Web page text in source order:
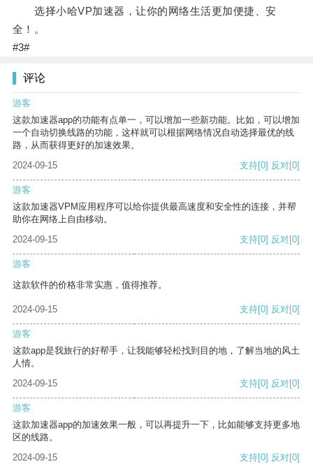
选择小哈VP加速器，让你的网络生活更加便捷、安
全！。
#3#
评论
游客
这款加速器app的功能有点单一，可以增加一些新功能。比如，可以增加
一个自动切换线路的功能，这样就可以根据网络情况自动选择最优的线
路，从而获得更好的加速效果。
2024-09-15
支持[0] 反对[0]
游客
这款加速器VPM应用程序可以给你提供最高速度和安全性的连接，并帮
助你在网络上自由移动。
2024-09-15
支持[0] 反对[0]
游客
这款软件的价格非常实惠，值得推荐。
2024-09-15 支持[0] 反对[0]
游客
这款app是我旅行的好帮手，让我能够轻松找到目的地，了解当地的风土
人情。
2024-09-15
支持[0] 反对[0]
游客
这款加速器app的加速效果一般，可以再提升一下，比如能够支持更多地
区的线路。
2024-09-15
支持[0] 反对[0]